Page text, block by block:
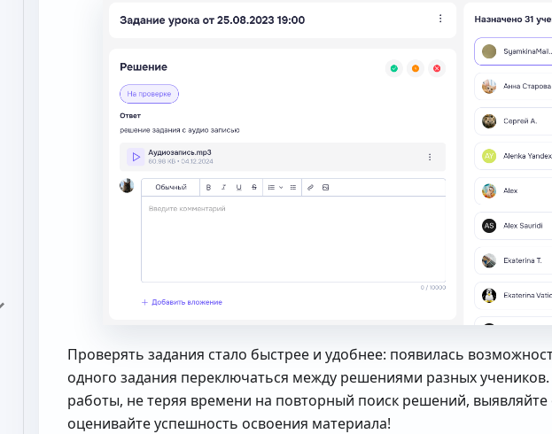
Проверять задания стало быстрее и удобнее: появилась
одного задания переключаться между решениями разных
работы, не теряя времени на повторный поиск решений,
оценивайте успешность освоения материала!